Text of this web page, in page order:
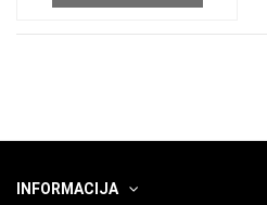
INFORMACIJA